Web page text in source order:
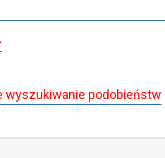
wyszukiwanie podobieństw